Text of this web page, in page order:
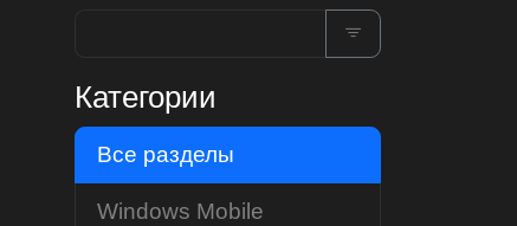
Категории
Все разделы
Windows Mobile